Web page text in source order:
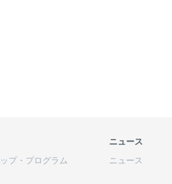
プ・ プログラム
ニュース
ニュース